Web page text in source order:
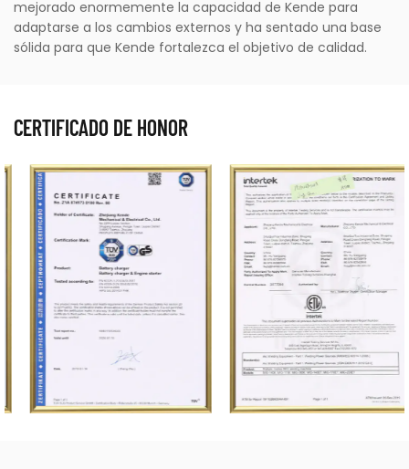
mejorado enormemente la capacidad de Kende para
adaptarse a los cambios externos y ha sentado una base
sólida para que Kende fortalezca el objetivo de calidad.
CERTIFICADO DE HONOR